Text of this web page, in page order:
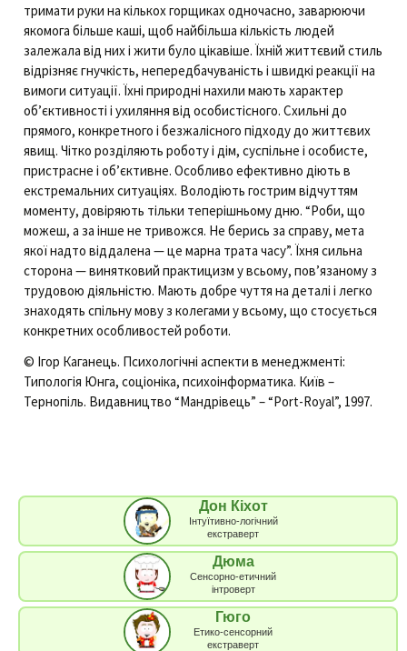
тримати руки на кількох горщиках одночасно, заварюючи
якомога більше каші, щоб найбільша кількість людей
залежала від них і жити було цікавіше. Їхній життєвий стиль
відрізняє гнучкість, непередбачуваність і швидкі реакції на
вимоги ситуації. Їхні природні нахили мають характер
об’єктивності і ухиляння від особистісного. Схильні до
прямого, конкретного і безжалісного підходу до життєвих
явищ. Чітко розділяють роботу і дім, суспільне і особисте,
пристрасне і об’єктивне. Особливо ефективно діють в
екстремальних ситуаціях. Володіють гострим відчуттям
моменту, довіряють тільки теперішньому дню. “Роби, що
можеш, а за інше не тривожся. Не берись за справу, мета
якої надто віддалена — це марна трата часу”. Їхня сильна
сторона — винятковий практицизм у всьому, пов’язаному з
трудовою діяльністю. Мають добре чуття на деталі і легко
знаходять спільну мову з колегами у всьому, що стосується
конкретних особливостей роботи.
© Ігор Каганець. Психологічні аспекти в менеджменті:
Типологія Юнга, соціоніка, психоінформатика. Київ –
Тернопіль. Видавництво “Мандрівець” – “Port-Royal”, 1997.
Дон Кіхот
Інтуїтивно-логічний
екстраверт
Дюма
Сенсорно-етичний
інтроверт
Гюго
Етико-сенсорний
екстраверт